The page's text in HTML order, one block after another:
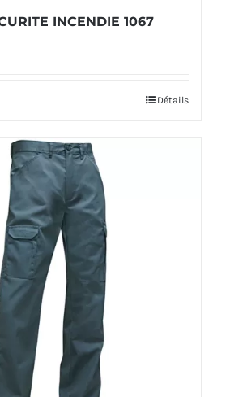
INCENDIE 1067
Détails